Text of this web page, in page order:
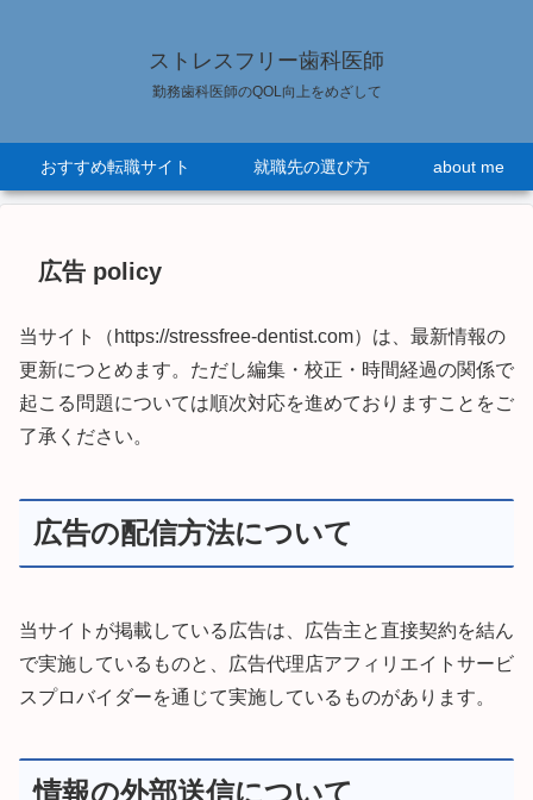
ストレスフリー歯科医師
勤務歯科医師のQOL向上をめざして
おすすめ転職サイト 就職先の選び方 about me
広告 policy
当サイト（https://stressfree-dentist.com）は、最新情報の
更新につとめます。ただし編集・校正・時間経過の関係で
起こる問題については順次対応を進めておりますことをご
了承ください。
広告の配信方法について
当サイトが掲載している広告は、広告主と直接契約を結ん
で実施しているものと、広告代理店アフィリエイトサービ
スプロバイダーを通じて実施しているものがあります。
情報の外部送信について